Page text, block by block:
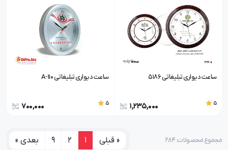
ساعت دیواری تبلیغاتی 5186
5
1,235,000
ساعت دیواری تبلیغاتی A-110
5
700,000
مجموع محصولات: ۲۸۴ « قبلی 1
2
9 بعدی »